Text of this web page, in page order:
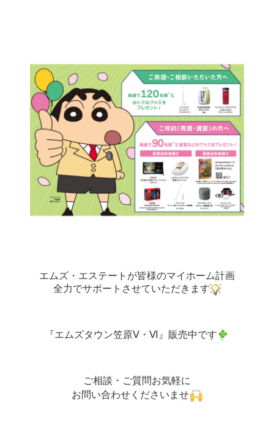
エムズ・エステートが皆様のマイホーム計画
全力でサポートさせていただきます
『エムズタウン笠原Ⅴ・Ⅵ』 販売中です
ご相談・ご質問お気軽に
お問い合わせくださいませ